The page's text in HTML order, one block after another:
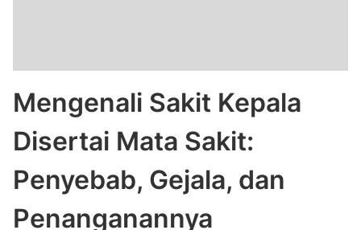
Mengenali Sakit Kepala
Disertai Mata Sakit:
Penyebab, Gejala, dan
Penanganannya